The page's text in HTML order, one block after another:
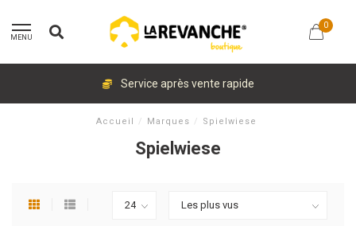
MENU
0
Service après vente rapide
Accueil / Marques / Spielwiese
Spielwiese